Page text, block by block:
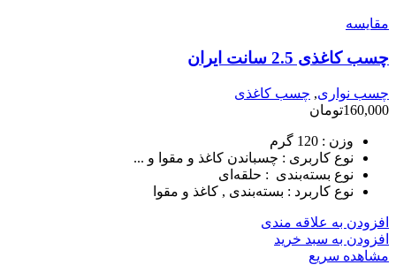
مقایسه
چسب کاغذی 2.5 سانت ایران
چسب نواری, چسب کاغذی
160,000تومان
وزن : 120 گرم
نوع کاربری : چسباندن کاغذ و مقوا و ...
نوع بسته‌بندی : حلقه‌ای
نوع کاربرد : بسته‌بندی , کاغذ و مقوا
افزودن به علاقه مندی
افزودن به سبد خرید
مشاهده سریع